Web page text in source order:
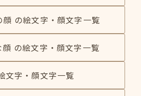
の絵文字・顔文字一覧
顔 の絵文字・顔文字一覧
文字・顔文字一覧